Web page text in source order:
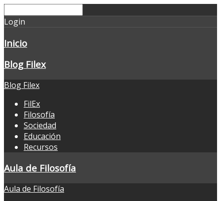
Login
Inicio
Blog Filex
Blog Filex
FilEx
Filosofía
Sociedad
Educación
Recursos
Aula de Filosofía
Aula de Filosofía